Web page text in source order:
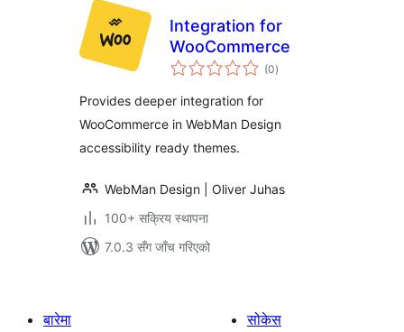
Integration for
WooCommerce
(0कुल
रेटिङ्गहरू
)
Provides deeper integration for
WooCommerce in WebMan Design
accessibility ready themes.
WebMan Design | Oliver Juhas
100+ सक्रिय स्थापना
7.0.3 सँग जाँच गरिएको
बारेमा
सोकेस